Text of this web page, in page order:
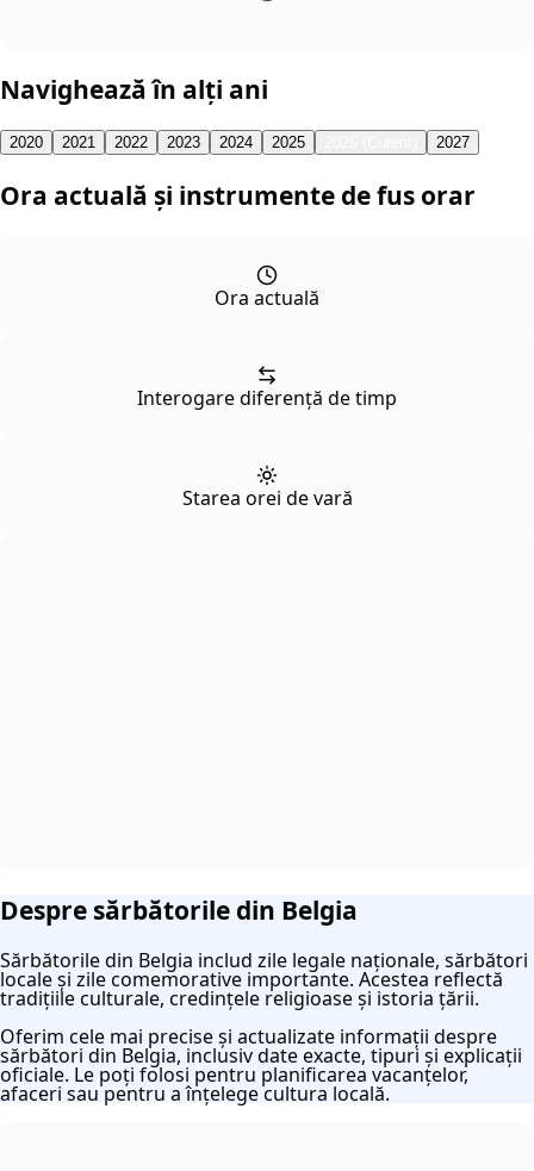
Navighează în alți ani
2020 2021 2022 2023 2024 2025 2027
Ora actuală și instrumente de fus orar
Ora actuală
Interogare diferență de timp
Starea orei de vară
Despre sărbătorile din Belgia
Sărbătorile din Belgia includ zile legale naționale, sărbători
locale și zile comemorative importante. Acestea reflectă
tradițiile culturale, credințele religioase și istoria țării.
Oferim cele mai precise și actualizate informații despre
sărbători din Belgia, inclusiv date exacte, tipuri și explicații
oficiale. Le poți folosi pentru planificarea vacanțelor,
afaceri sau pentru a înțelege cultura locală.